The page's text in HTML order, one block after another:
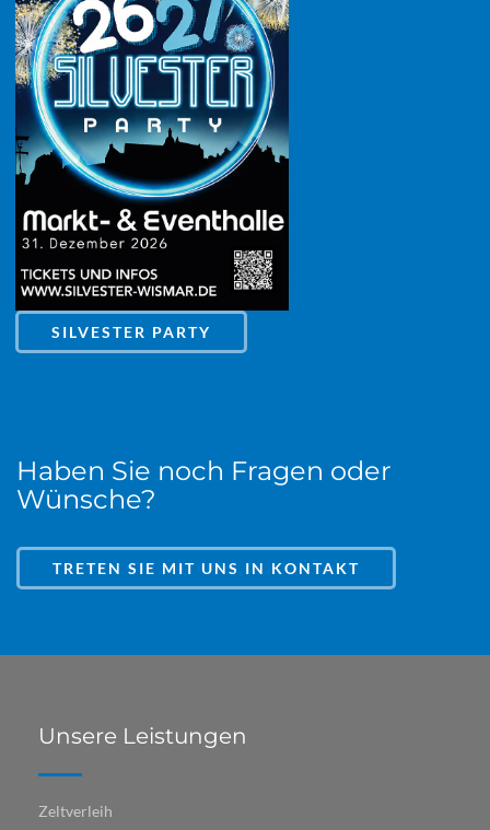
SILVESTER PARTY
Haben Sie noch Fragen oder
Wünsche?
TRETEN SIE MIT UNS IN KONTAKT
Unsere Leistungen
Zeltverleih